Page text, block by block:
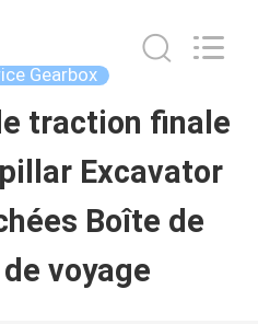
Gearbox
traction finale
Excavator
Boîte de
voyage